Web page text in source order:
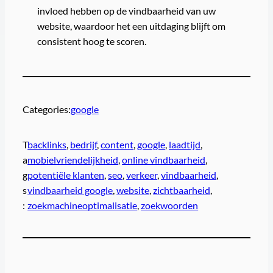
invloed hebben op de vindbaarheid van uw
website, waardoor het een uitdaging blijft om
consistent hoog te scoren.
Categories:google
T
a
g
s
:
backlinks bedrijf, content , google laadtijd
mobielvriendelijkheid , online vindbaarheid
potentiële klanten , seo , verkeer, vindbaarheid
vindbaarheid google , website , zichtbaarheid
zoekmachineoptimalisatie , zoekwoorden